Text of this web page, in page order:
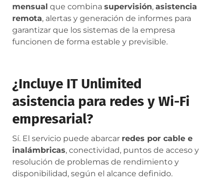
mensual que combina supervisión, asistencia
remota, alertas y generación de informes para
garantizar que los sistemas de la empresa
funcionen de forma estable y previsible.
¿Incluye IT Unlimited
asistencia para redes y Wi-Fi
empresarial?
Sí. El servicio puede abarcar redes por cable e
inalámbricas, conectividad, puntos de acceso y
resolución de problemas de rendimiento y
disponibilidad, según el alcance definido.